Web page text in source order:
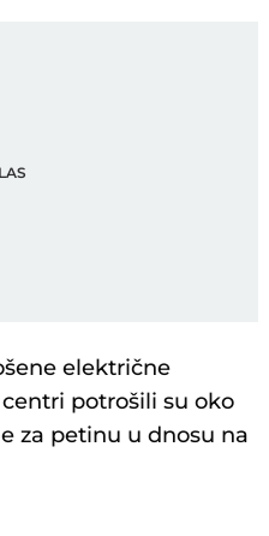
električne
potrošili su oko
za petinu u dnosu na